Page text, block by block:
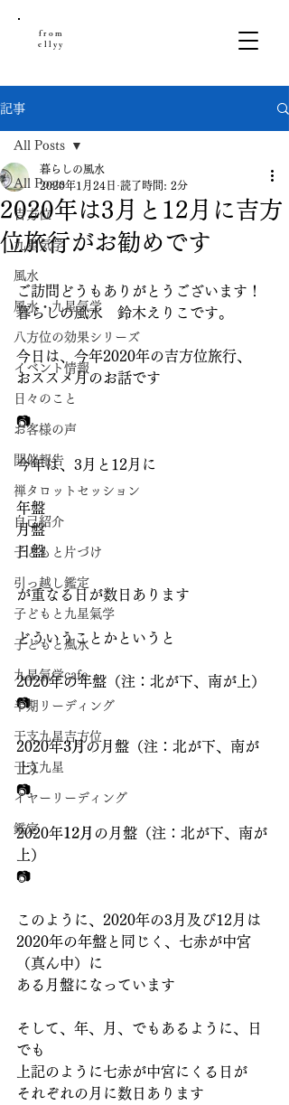
from
ellyy
記事
All Posts
吉方位
九星気学
風水
風水・九星気学
八方位の効果シリーズ
イベント情報
日々のこと
お客様の声
開催報告
禅タロットセッション
自己紹介
子どもと片づけ
引っ越し鑑定
子どもと九星氣学
子どもと風水
九星氣学cafe
半期リーディング
干支九星吉方位
干支九星
イヤーリーディング
鑑定
All Posts
2020年は3月と12月に吉方
位旅行がお勧めです
暮らしの風水
2020年1月24日 読了時間: 2分
ご訪問どうもありがとうございます！
暮らしの風水　鈴木えりこです。
今日は、今年2020年の吉方位旅行、
おススメ月のお話です
📷
今年は、3月と12月に
年盤
月盤
日盤
が重なる日が数日あります
どういうことかというと
2020年の年盤（注：北が下、南が上）
📷
2020年3月の月盤（注：北が下、南が
上）
📷
2020年12月 の月盤（注：北が下、南が
上）
📷
このように、2020年の3月及び12月は
2020年の年盤と同じく、七赤が中宮
（真ん中）に
ある月盤になっています
そして、年、月、でもあるように、日
でも
上記のように七赤が中宮にくる日が
それぞれの月に数日あります